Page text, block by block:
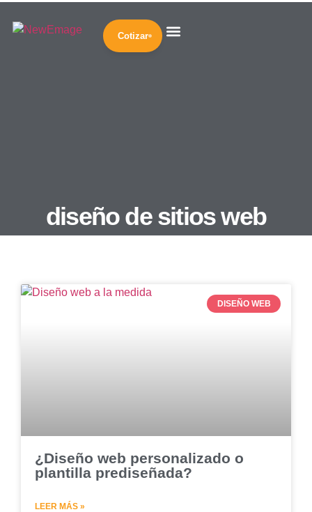
Cotizar
diseño de sitios web
DISEÑO WEB
¿Diseño web personalizado o
plantilla prediseñada?
LEER MÁS »